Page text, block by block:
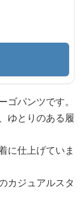
パンツです。
ゆとりのある履
に仕上げていま
カジュアルスタ